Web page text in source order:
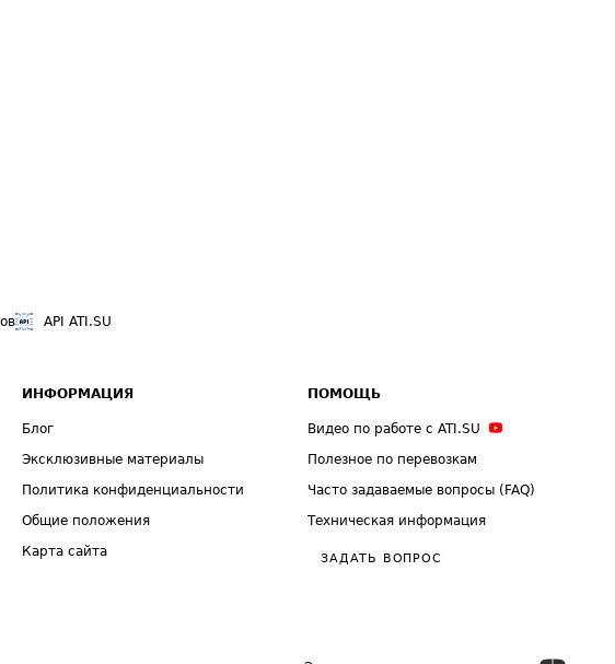
API ATI.SU
ИНФОРМАЦИЯ
Блог
Эксклюзивные материалы
Политика конфиденциальности
Общие положения
Карта сайта
ПОМОЩЬ
Видео по работе с ATI.SU
Полезное по перевозкам
Часто задаваемые вопросы (FAQ)
Техническая информация
ЗАДАТЬ ВОПРОС